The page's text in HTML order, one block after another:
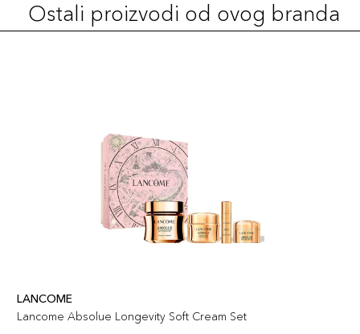
Ostali proizvodi od ovog branda
LANCOME
Lancome Absolue Longevity Soft Cream Set